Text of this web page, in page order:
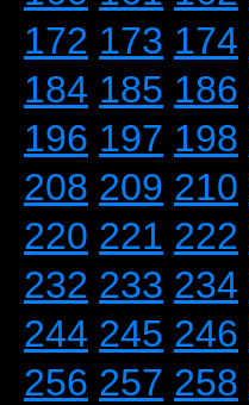
172 173 174
184 185 186
196 197 198
208 209 210
220 221 222
232 233 234
244 245 246
256 257 258